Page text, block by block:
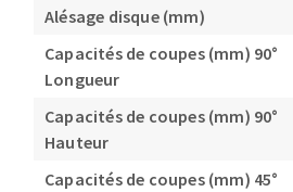
Alésage disque (mm)
Capacités de coupes (mm) 90°
Longueur
Capacités de coupes (mm) 90°
Hauteur
Capacités de coupes (mm) 45°